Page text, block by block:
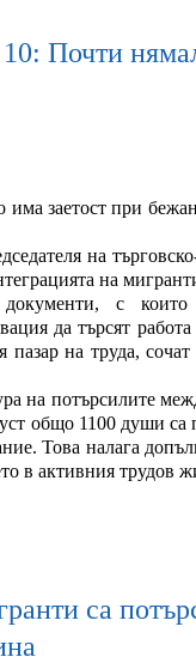
Почти
заетост при
на
на
с
да търсят
пазар на труда,
на потърсилите
общо 1100 души са
Това налага
в активния трудов
са